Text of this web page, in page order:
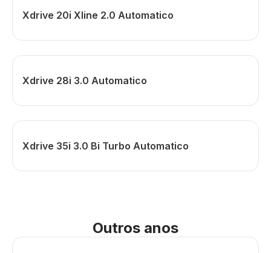
Xdrive 20i Xline 2.0 Automatico
Xdrive 28i 3.0 Automatico
Xdrive 35i 3.0 Bi Turbo Automatico
Outros anos